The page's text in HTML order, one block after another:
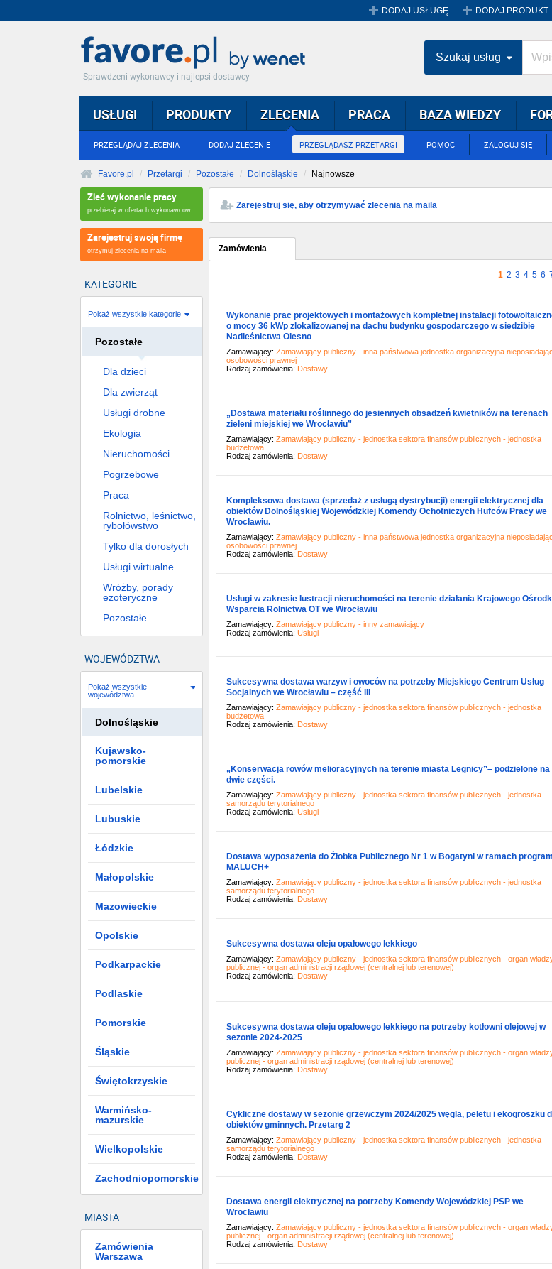
DODAJ USŁUGĘ DODAJ PRODUKT
Sprawdzeni wykonawcy i najlepsi dostawcy
USŁUGI PRODUKTY ZLECENIA
PRZEGLĄDAJ ZLECENIA DODAJ ZLECENIE PRZEGLĄDASZ PRZETARGI POMOC ZALOGUJ SIĘ
PRACA BAZA WIEDZY
Szukaj usług
Favore.pl Przetargi Pozostałe Dolnośląskie Najnowsze
Zleć wykonanie pracy
przebieraj w ofertach wykonawców
Zarejestruj swoją firmę
otrzymuj zlecenia na maila
KATEGORIE
Pokaż wszystkie kategorie
Pozostałe
Dla dzieci
Dla zwierząt
Usługi drobne
Ekologia
Nieruchomości
Pogrzebowe
Praca
Rolnictwo, leśnictwo,
rybołówstwo
Tylko dla dorosłych
Usługi wirtualne
Wróżby, porady
ezoteryczne
Pozostałe
WOJEWÓDZTWA
Pokaż wszystkie
województwa
Dolnośląskie
Kujawsko-
pomorskie
Lubelskie
Lubuskie
Łódzkie
Małopolskie
Mazowieckie
Opolskie
Podkarpackie
Podlaskie
Pomorskie
Śląskie
Świętokrzyskie
Warmińsko-
mazurskie
Wielkopolskie
Zachodniopomorskie
MIASTA
Zamówienia
Warszawa
Zarejestruj się, aby otrzymywać zlecenia na maila
Zamówienia
1 2 3 4 5 6
Wykonanie prac projektowych i montażowych kompletnej instalacji
o mocy 36 kWp zlokalizowanej na dachu budynku gospodarczego w siedzibie
Nadleśnictwa Olesno
Zamawiający: Zamawiający publiczny - inna państwowa jednostka organizacyjna
osobowości prawnej
Rodzaj zamówienia: Dostawy
„Dostawa materiału roślinnego do jesiennych obsadzeń kwietników na terenach
zieleni miejskiej we Wrocławiu”
Zamawiający: Zamawiający publiczny - jednostka sektora finansów publicznych - jednostka
budżetowa
Rodzaj zamówienia: Dostawy
Kompleksowa dostawa (sprzedaż z usługą dystrybucji) energii elektrycznej dla
obiektów Dolnośląskiej Wojewódzkiej Komendy Ochotniczych Hufców Pracy we
Wrocławiu.
Zamawiający: Zamawiający publiczny - inna państwowa jednostka organizacyjna
osobowości prawnej
Rodzaj zamówienia: Dostawy
Usługi w zakresie lustracji nieruchomości na terenie działania Krajowego
Wsparcia Rolnictwa OT we Wrocławiu
Zamawiający: Zamawiający publiczny - inny zamawiający
Rodzaj zamówienia: Usługi
Sukcesywna dostawa warzyw i owoców na potrzeby Miejskiego Centrum Usług
Socjalnych we Wrocławiu – część III
Zamawiający: Zamawiający publiczny - jednostka sektora finansów publicznych - jednostka
budżetowa
Rodzaj zamówienia: Dostawy
„Konserwacja rowów melioracyjnych na terenie miasta Legnicy”– podzielone na
dwie części.
Zamawiający: Zamawiający publiczny - jednostka sektora finansów publicznych - jednostka
samorządu terytorialnego
Rodzaj zamówienia: Usługi
Dostawa wyposażenia do Żłobka Publicznego Nr 1 w Bogatyni w ramach
MALUCH+
Zamawiający: Zamawiający publiczny - jednostka sektora finansów publicznych - jednostka
samorządu terytorialnego
Rodzaj zamówienia: Dostawy
Sukcesywna dostawa oleju opałowego lekkiego
Zamawiający: Zamawiający publiczny - jednostka sektora finansów publicznych - organ
publicznej - organ administracji rządowej (centralnej lub terenowej)
Rodzaj zamówienia: Dostawy
Sukcesywna dostawa oleju opałowego lekkiego na potrzeby kotłowni olejowej w
sezonie 2024-2025
Zamawiający: Zamawiający publiczny - jednostka sektora finansów publicznych - organ
publicznej - organ administracji rządowej (centralnej lub terenowej)
Rodzaj zamówienia: Dostawy
Cykliczne dostawy w sezonie grzewczym 2024/2025 węgla, peletu i ekogroszku
obiektów gminnych. Przetarg 2
Zamawiający: Zamawiający publiczny - jednostka sektora finansów publicznych - jednostka
samorządu terytorialnego
Rodzaj zamówienia: Dostawy
Dostawa energii elektrycznej na potrzeby Komendy Wojewódzkiej PSP we
Wrocławiu
Zamawiający: Zamawiający publiczny - jednostka sektora finansów publicznych - organ
publicznej - organ administracji rządowej (centralnej lub terenowej)
Rodzaj zamówienia: Dostawy